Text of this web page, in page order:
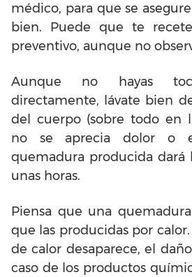
médico, para que se
bien. Puede que te
preventivo, aunque no
Aunque no hayas
directamente, lávate bien
del cuerpo (sobre todo en
no se aprecia dolor o
quemadura producida dará
unas horas.
Piensa que una
que las producidas por
de calor desaparece, el
caso de los productos